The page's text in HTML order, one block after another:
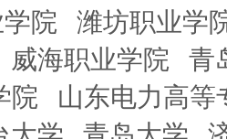
院
潍坊职业学
威海职业学院
青
院
山东电力高等